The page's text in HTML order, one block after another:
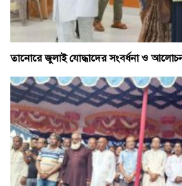
তানোরে জুলাই যোদ্ধাদের সংবর্ধনা ও